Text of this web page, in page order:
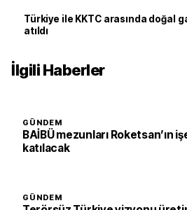
Türkiye ile KKTC arasında doğal
atıldı
İlgili Haberler
GÜNDEM
BAİBÜ mezunları Roketsan’ın
katılacak
GÜNDEM